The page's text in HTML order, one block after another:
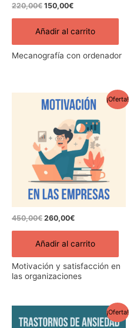
220,00€ 150,00€
Añadir al carrito
Mecanografía con ordenador
¡Oferta!
450,00€
precio
450,00€.
260,00€
precio
es:
260,00€.
Añadir al carrito
Motivación y satisfacción en
las organizaciones
¡Oferta!
precio
precio